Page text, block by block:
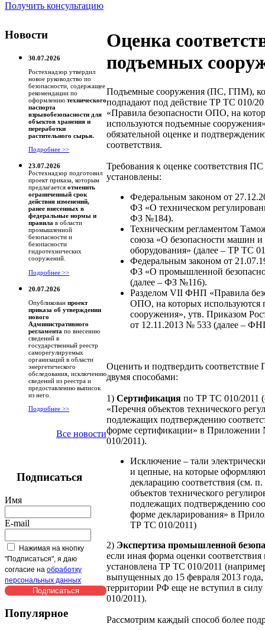
Получить консультацию
Новости
30.07.2026
Ростехнадзор утвердил
новое руководство по
безопасности, содержащее
рекомендации по
оформлению технического
паспорта
взрывобезопасности для
объектов хранения и
переработки
растительного сырья.
Подробнее >>
23.07.2026
Ростехнадзор подготовил
проект приказа, которым
предлагается отменить
ограниченный срок
действия изменений,
ранее внесенных в
федеральные нормы и
правила в области
промышленной
безопасности и
безопасности
гидротехнических
сооружений.
Подробнее >>
20.07.2026
Опубликован проект
приказа об утверждении
нового
Административного
регламента по внесению
сведений в
государственный реестр
саморегулируемых
организаций в области
энергетического
обследования, исключению
сведений из реестра и
предоставлению выписок
из него.
Подробнее >>
Все новости
Подписаться
Имя
E-mail
Нажимая на кнопку
"Подписаться", я даю
согласие на обработку
персональных данных
Популярное
Оценка
подъемных
Подъемные сооружения (ПС, ГПМ),
подпадают под действие ТР ТС 010/
«Правила безопасности ОПО, на
используются подъемные
обязательной оценке и
соответствия.
Требования к оценке соответствия ПС
установлены:
Федеральным законом от
ФЗ «О техническом
ФЗ №184).
Техническим регламентом
союза «О безопасности машин и
оборудования» (далее – ТР ТС
Федеральным законом от
ФЗ «О промышленной
(далее – ФЗ №116).
Разделом VII ФНП «Правила
ОПО, на которых используются
сооружения», утв. Приказом
от 12.11.2013 № 533 (далее –
Оценить и подтвердить
двумя способами:
1) Сертификация по ТР ТС 010/2011
«Перечня объектов технического
подлежащих подтверждению
форме сертификации» в
010/2011).
Исключение – тали
и цепные, на которые
декларацию соответствия (см.
объектов технического
подлежащих подтверждению
форме декларирования» в
ТР ТС 010/2011)
2) Экспертиза промышленной
если иная форма оценки соответствия
установлена ТР ТС 010/2011
выпущенных до 15 февраля 2013 года,
территории РФ еще не вступил в
010/2011).
Рассмотрим каждый способ более